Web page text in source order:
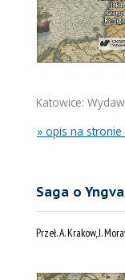
Katowice:
» opis na
Saga o
Przeł. A. Krakow, J.